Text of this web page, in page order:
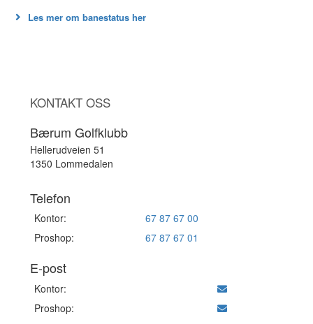
Les mer om banestatus her
KONTAKT OSS
Bærum Golfklubb
Hellerudveien 51
1350 Lommedalen
Telefon
Kontor:
67 87 67 00
Proshop:
67 87 67 01
E-post
Kontor:
Proshop: